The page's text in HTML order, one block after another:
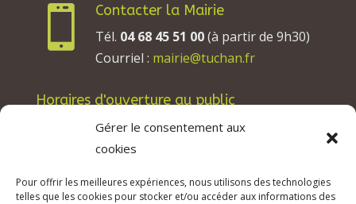
Gérer le consentement aux
cookies
Pour offrir les meilleures expériences, nous utilisons des technologies
telles que les cookies pour stocker et/ou accéder aux informations des

Contacter la Mairie
Tél. 04 68 45 51 00(à partir de 9h30)
Courriel : mairie@tuchan.fr
Horaires d'ouverture au public
Les lundis, mardis et jeudis : de 8h à 12h et de
13h30 à 17h30.
Les vendredis : de 8h à 12h.